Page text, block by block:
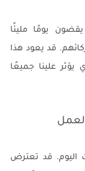
يومًا مليئًا
قد يعود هذا
يؤثر علينا جميعًا
اليوم. قد تعترض